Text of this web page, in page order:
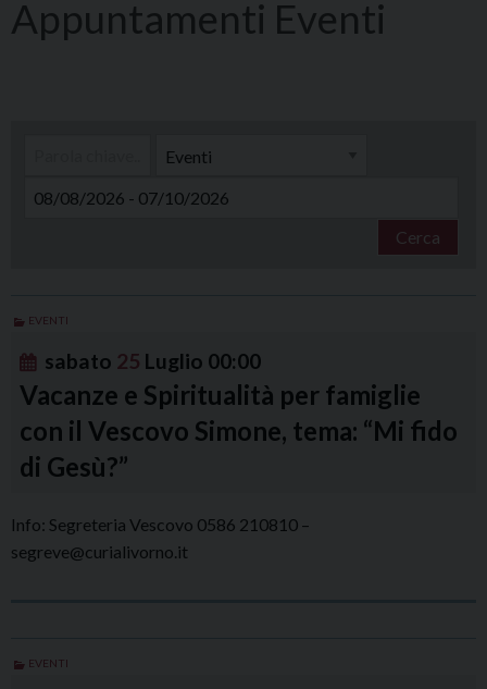
Eventi
Cerca
EVENTI
sabato 25 Luglio 00:00
Vacanze e Spiritualità per famiglie
con il Vescovo Simone, tema: “Mi fido
di Gesù?”
Info: Segreteria Vescovo 0586 210810 –
segreve@curialivorno.it
EVENTI